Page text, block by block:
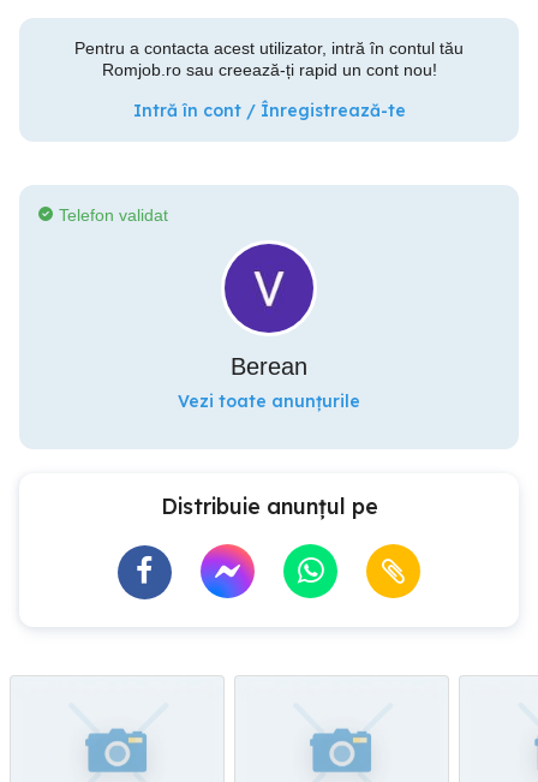
Pentru a contacta acest utilizator, intră în contul tău
Romjob.ro sau creează-ți rapid un cont nou!
Intră în cont / Înregistrează-te
Telefon validat
Berean
Vezi toate anunțurile
Distribuie anunțul pe